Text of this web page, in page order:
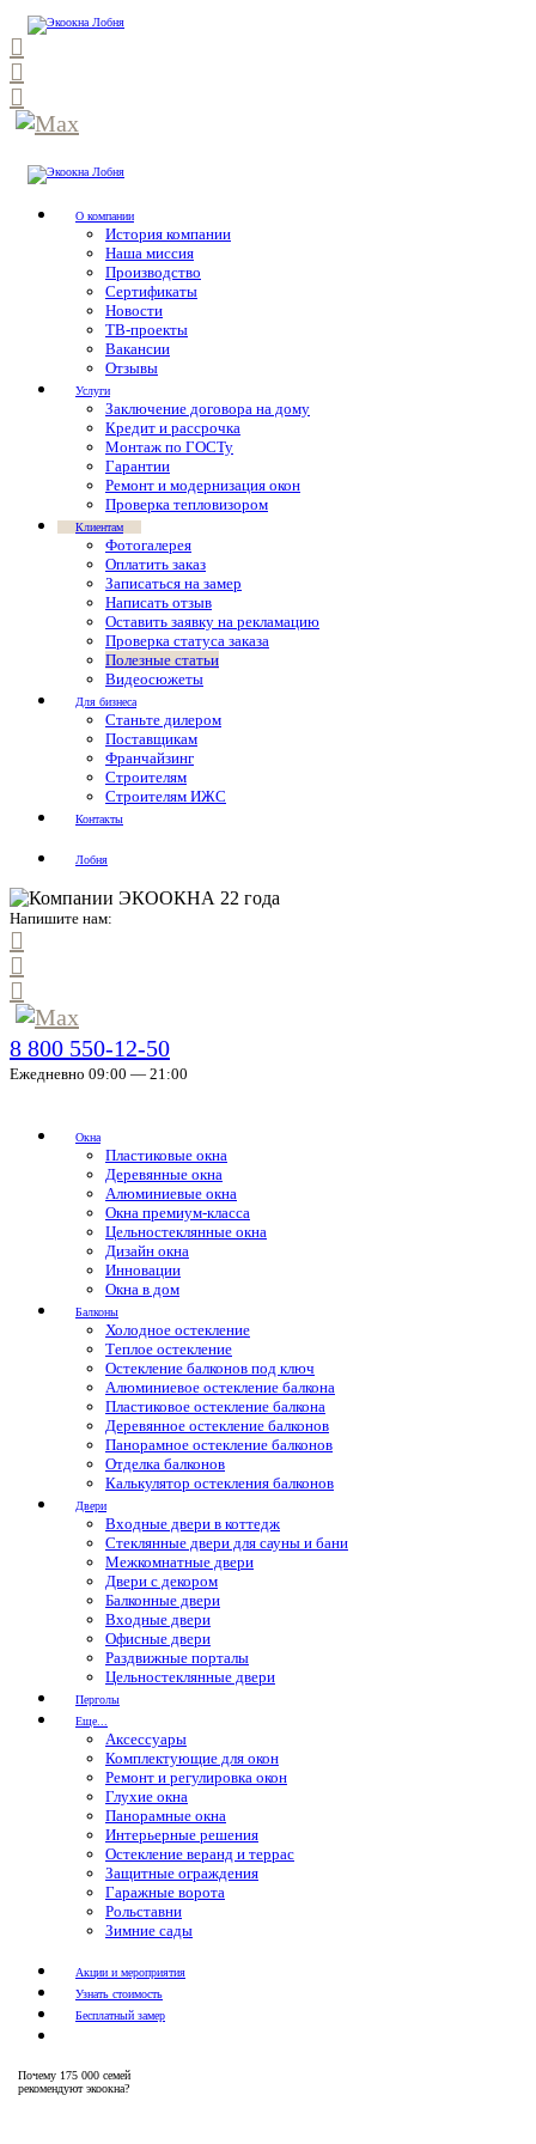
О компании
История компании
Наша миссия
Производство
Сертификаты
Новости
ТВ-проекты
Вакансии
Отзывы
Услуги
Заключение договора на дому
Кредит и рассрочка
Монтаж по ГОСТу
Гарантии
Ремонт и модернизация окон
Проверка тепловизором
Клиентам
Фотогалерея
Оплатить заказ
Записаться на замер
Написать отзыв
Оставить заявку на рекламацию
Проверка статуса заказа
Полезные статьи
Видеосюжеты
Для бизнеса
Станьте дилером
Поставщикам
Франчайзинг
Строителям
Строителям ИЖС
Контакты
Лобня
Напишите нам:
8 800 550-12-50
Ежедневно 09:00 — 21:00
Окна
Пластиковые окна
Деревянные окна
Алюминиевые окна
Окна премиум-класса
Цельностеклянные окна
Дизайн окна
Инновации
Окна в дом
Балконы
Холодное остекление
Теплое остекление
Остекление балконов под ключ
Алюминиевое остекление балкона
Пластиковое остекление балкона
Деревянное остекление балконов
Панорамное остекление балконов
Отделка балконов
Калькулятор остекления балконов
Двери
Входные двери в коттедж
Стеклянные двери для сауны и бани
Межкомнатные двери
Двери с декором
Балконные двери
Входные двери
Офисные двери
Раздвижные порталы
Цельностеклянные двери
Перголы
Еще...
Аксессуары
Комплектующие для окон
Ремонт и регулировка окон
Глухие окна
Панорамные окна
Интерьерные решения
Остекление веранд и террас
Защитные ограждения
Гаражные ворота
Рольставни
Зимние сады
Акции и мероприятия
Узнать стоимость
Бесплатный замер
Почему 175 000 семей
рекомендуют экоокна?